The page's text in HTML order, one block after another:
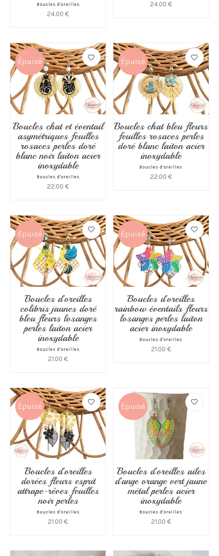
Boucles d'oreilles
24.00 €
24.00 €
Épuisé
Boucles chat et éventail
asymétriques feuilles
rosaces perles doré
blanc noir laiton acier
inoxydable
Boucles d'oreilles
22.00 €
Épuisé
Boucles chat bleu fleurs
feuilles rosaces perles
doré blanc laiton acier
inoxydable
Boucles d'oreilles
22.00 €
Épuisé
Boucles d’oreilles
colibris jaunes doré
bleu fleurs losanges
perles laiton acier
inoxydable
Boucles d'oreilles
21.00 €
Épuisé
Boucles d’oreilles
rainbow éventails fleurs
losanges perles laiton
acier inoxydable
Boucles d'oreilles
21.00 €
Épuisé
Boucles d’oreilles
dorées fleurs esprit
attrape-rêves feuilles
noir perles
Boucles d'oreilles
21.00 €
Épuisé
Boucles d’oreilles ailes
d’ange orange vert jaune
métal perles acier
inoxydable
Boucles d'oreilles
21.00 €